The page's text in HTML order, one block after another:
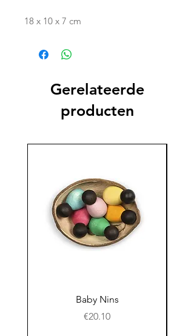
18 x 10 x 7 cm
Gerelateerde
producten
Baby Nins
Prijs
€20.10